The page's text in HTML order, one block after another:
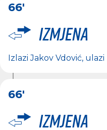
66'
Izmjena
IzlaziJakov Vdović, ulazi
66'
Izmjena